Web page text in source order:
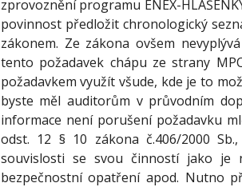
zprovoznění programu ENEX-
povinnost předložit chronologický
zákonem. Ze zákona ovšem
tento požadavek chápu ze strany
požadavkem využít všude, kde je to
byste měl auditorům v průvodním
informace není porušení požadavku
odst. 12 § 10 zákona č.406/2000
souvislosti se svou činností jako je
bezpečnostní opatření apod. Nutno